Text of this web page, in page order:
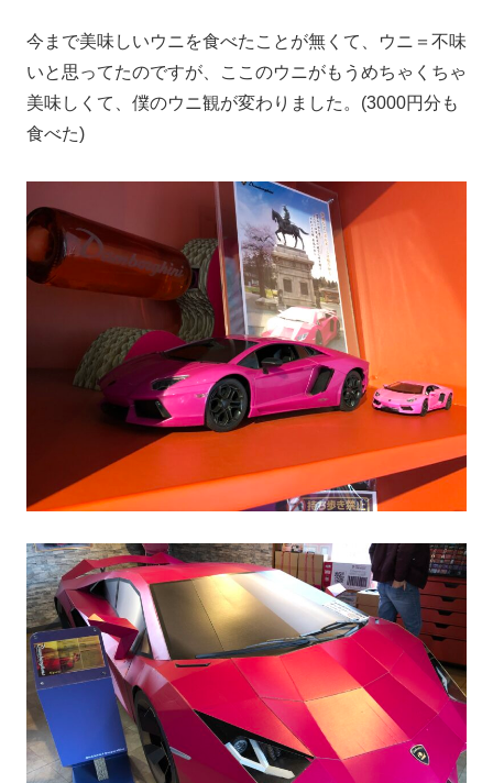
今まで美味しいウニを食べたことが無くて、ウニ＝不味
いと思ってたのですが、ここのウニがもうめちゃくちゃ
美味しくて、僕のウニ観が変わりました。(3000円分も
食べた)